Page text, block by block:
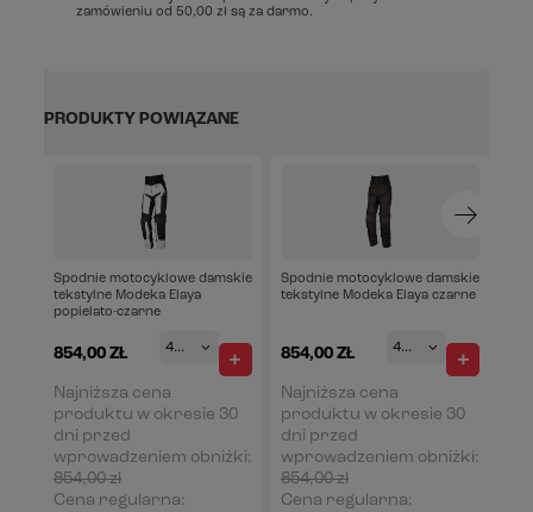
zamówieniu od 50,00 zł są za darmo.
PRODUKTY POWIĄZANE
Spodnie motocyklowe damskie
tekstylne Modeka Elaya
popielato-czarne
854,00 ZŁ 46-modeka
Najniższa cena
produktu w okresie 30
dni przed
wprowadzeniem obniżki:
854,00 zł
Cena regularna:
Spodnie motocyklowe damskie
tekstylne Modeka Elaya czarne
854,00 ZŁ 42-modeka
Najniższa cena
produktu w okresie 30
dni przed
wprowadzeniem obniżki:
854,00 zł
Cena regularna: